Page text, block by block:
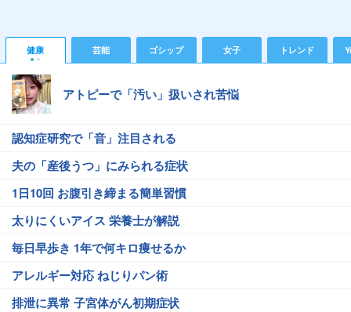
健康 芸能 ゴシップ 女子 トレンド
アトピーで「汚い」扱いされ苦悩
認知症研究で「音」注目される
夫の「産後うつ」にみられる症状
1日10回 お腹引き締まる簡単習慣
太りにくいアイス 栄養士が解説
毎日早歩き 1年で何キロ痩せるか
アレルギー対応 ねじりパン術
排泄に異常 子宮体がん初期症状